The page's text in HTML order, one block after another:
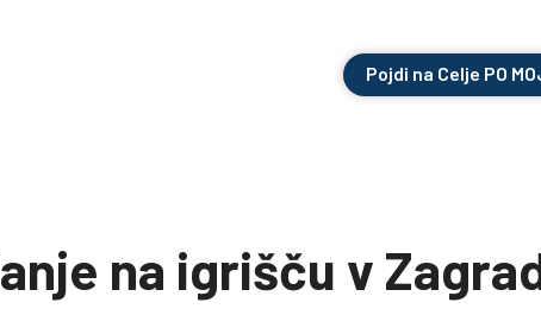
Pojdi na Celje PO
na igrišču v